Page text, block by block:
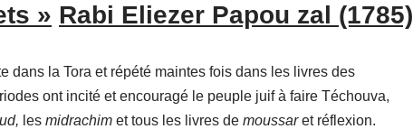
» Rabi Eliezer Papou zal (1785)
dans la Tora et répété maintes fois dans les livres des
ont incité et encouragé le peuple juif à faire Téchouva,
les midrachim et tous les livres de moussaret réflexion.